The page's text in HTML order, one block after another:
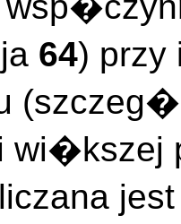
64) przy